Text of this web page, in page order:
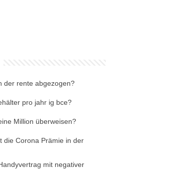
der rente abgezogen?
pro jahr ig bce?
Million überweisen?
die Corona Prämie in der
mit negativer